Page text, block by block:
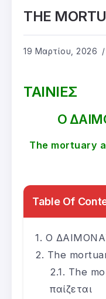
THE
19 Μαρτίου, 2026
ΤΑΙΝΙΕΣ
Ο
The mortuary
Table Of
Ο
The
The
παίζεται